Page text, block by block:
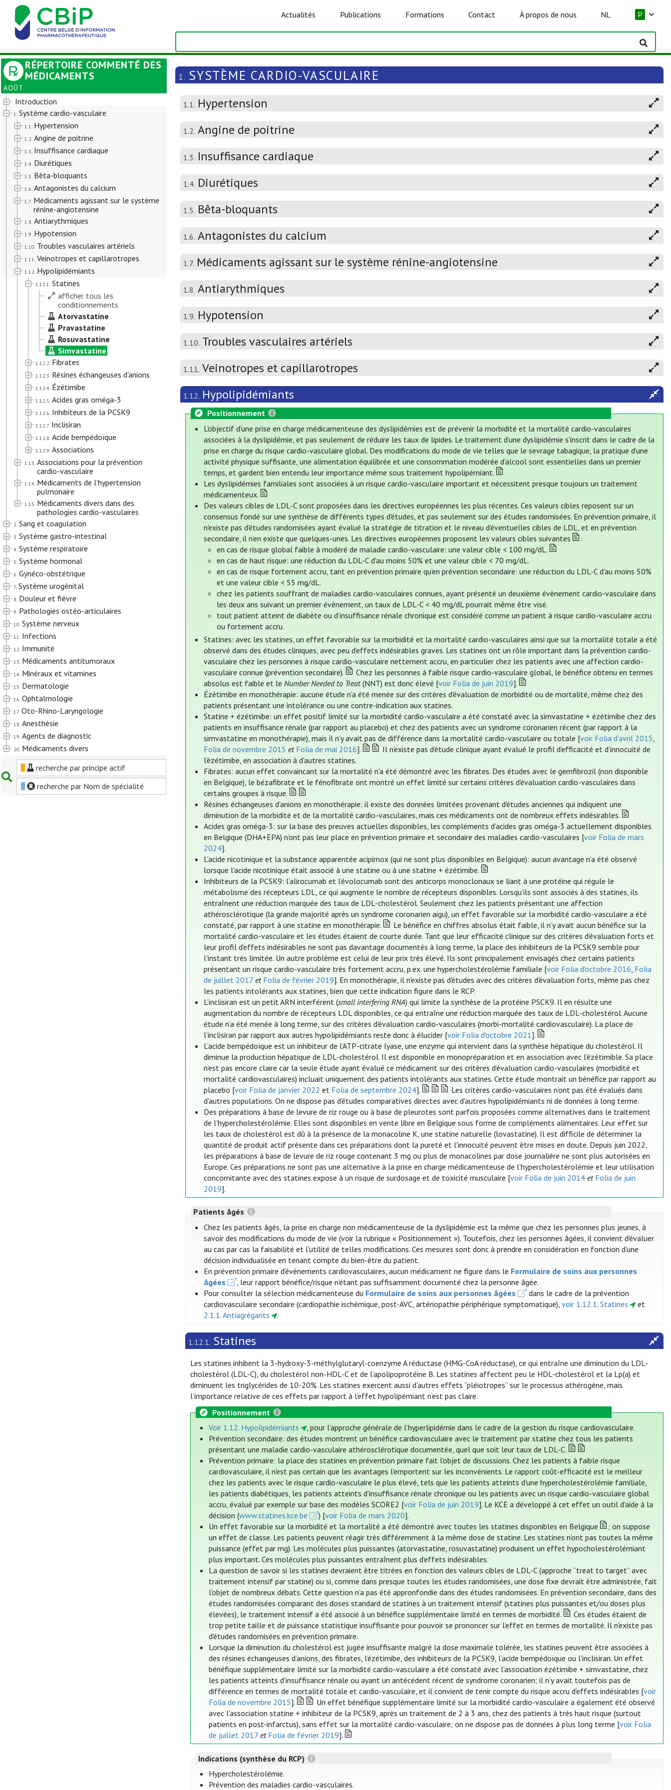
Actualités Publications Formations Contact À propos de nous NL P
RÉPERTOIRE COMMENTÉ DES
MÉDICAMENTS
AOÛT
Introduction
1. Système cardio-vasculaire
1.1. Hypertension
1.2. Angine de poitrine
1.3. Insuffisance cardiaque
1.4. Diurétiques
1.5. Bêta-bloquants
1.6. Antagonistes du calcium
1.7. Médicaments agissant sur le système
rénine-angiotensine
1.8. Antiarythmiques
1.9. Hypotension
1.10. Troubles vasculaires artériels
1.11. Veinotropes et capillarotropes
1.12. Hypolipidémiants
1.12.1. Statines
afficher tous les
conditionnements
Atorvastatine
Pravastatine
Rosuvastatine
Simvastatine
1.12.2. Fibrates
1.12.3. Résines échangeuses d'anions
1.12.4. Ézétimibe
1.12.5. Acides gras oméga-3
1.12.6. Inhibiteurs de la PCSK9
1.12.7. Inclisiran
1.12.8. Acide bempédoïque
1.12.9. Associations
1.13. Associations pour la prévention
cardio-vasculaire
1.14. Médicaments de l’hypertension
pulmonaire
1.15. Médicaments divers dans des
pathologies cardio-vasculaires
2. Sang et coagulation
3. Système gastro-intestinal
4. Système respiratoire
5. Système hormonal
6. Gynéco-obstétrique
7. Système urogénital
8. Douleur et fièvre
9. Pathologies ostéo-articulaires
10. Système nerveux
11. Infections
12. Immunité
13. Médicaments antitumoraux
14. Minéraux et vitamines
15. Dermatologie
16. Ophtalmologie
17. Oto-Rhino-Laryngologie
18. Anesthésie
19. Agents de diagnostic
20. Médicaments divers
recherche par principe actif
recherche par Nom de spécialité
1. SYSTÈME CARDIO-VASCULAIRE
1.1. Hypertension
1.2. Angine de poitrine
1.3. Insuffisance cardiaque
1.4. Diurétiques
1.5. Bêta-bloquants
1.6. Antagonistes du calcium
1.7. Médicaments agissant sur le système rénine-angiotensine
1.8. Antiarythmiques
1.9. Hypotension
1.10. Troubles vasculaires artériels
1.11. Veinotropes et capillarotropes
1.12. Hypolipidémiants
Positionnement
L'objectif d'une prise en charge médicamenteuse des dyslipidémies est de prévenir la morbidité et la mortalité cardio-vasculaires
associées à la dyslipidémie, et pas seulement de réduire les taux de lipides. Le traitement d’une dyslipidémie s'inscrit dans le cadre de la
prise en charge du risque cardio-vasculaire global. Des modifications du mode de vie telles que le sevrage tabagique, la pratique d’une
activité physique suffisante, une alimentation équilibrée et une consommation modérée d'alcool sont essentielles dans un premier
temps, et gardent bien entendu leur importance même sous traitement hypolipémiant.
Les dyslipidémies familiales sont associées à un risque cardio-vasculaire important et nécessitent presque toujours un traitement
médicamenteux.
Des valeurs cibles de LDL-C sont proposées dans les directives européennes les plus récentes. Ces valeurs cibles reposent sur un
consensus fondé sur une synthèse de différents types d'études, et pas seulement sur des études randomisées. En prévention primaire, il
n'existe pas d'études randomisées ayant évalué la stratégie de titration et le niveau d’éventuelles cibles de LDL, et en prévention
secondaire, il n’en existe que quelques-unes. Les directives européennes proposent les valeurs cibles suivantes
:
en cas de risque global faible à modéré de maladie cardio-vasculaire: une valeur cible < 100 mg/dL.
en cas de haut risque: une réduction du LDL-C d'au moins 50% et une valeur cible < 70 mg/dL.
en cas de risque fortement accru, tant en prévention primaire qu’en prévention secondaire: une réduction du LDL-C d'au moins 50%
et une valeur cible < 55 mg/dL.
chez les patients souffrant de maladies cardio-vasculaires connues, ayant présenté un deuxième évènement cardio-vasculaire dans
les deux ans suivant un premier évènement, un taux de LDL-C < 40 mg/dL pourrait même être visé.
tout patient atteint de diabète ou d’insuffisance rénale chronique est considéré comme un patient à risque cardio-vasculaire accru
ou fortement accru.
Statines: avec les statines, un effet favorable sur la morbidité et la mortalité cardio-vasculaires ainsi que sur la mortalité totale a été
observé dans des études cliniques, avec peu d’effets indésirables graves. Les statines ont un rôle important dans la prévention cardio-
vasculaire chez les personnes à risque cardio-vasculaire nettement accru, en particulier chez les patients avec une affection cardio-
vasculaire connue (prévention secondaire).
Chez les personnes à faible risque cardio-vasculaire global, le bénéfice obtenu en termes
absolus est faible et leNumber Needed to Treat(NNT) est donc élevé [voir Folia de juin 2019].
Ézétimibe en monothérapie: aucune étude n'a été menée sur des critères d'évaluation de morbidité ou de mortalité, même chez des
patients présentant une intolérance ou une contre-indication aux statines.
Statine + ézétimibe: un effet positif limité sur la morbidité cardio-vasculaire a été constaté avec la simvastatine + ézétimibe chez des
patients en insuffisance rénale (par rapport au placebo) et chez des patients avec un syndrome coronarien récent (par rapport à la
simvastatine en monothérapie), mais il n’y avait pas de différence dans la mortalité cardio-vasculaire ou totale [voir Folia d'avril 2015,
Folia de novembre 2015 et Folia de mai 2016].
Il n’existe pas d’étude clinique ayant évalué le profil d’efficacité et d’innocuité de
l’ézétimibe, en association à d'autres statines.
Fibrates: aucun effet convaincant sur la mortalité n'a été démontré avec les fibrates. Des études avec le gemfibrozil (non disponible
en Belgique), le bézafibrate et le fénofibrate ont montré un effet limité sur certains critères d’évaluation cardio-vasculaires dans
certains groupes à risque.
Résines échangeuses d'anions en monothérapie: il existe des données limitées provenant d'études anciennes qui indiquent une
diminution de la morbidité et de la mortalité cardio-vasculaires, mais ces médicaments ont de nombreux effets indésirables.
Acides gras oméga-3: sur la base des preuves actuelles disponibles, les compléments d’acides gras oméga-3 actuellement disponibles
en Belgique (DHA+EPA) n’ont pas leur place en prévention primaire et secondaire des maladies cardio-vasculaires [voir Folia de mars
2024].
L’acide nicotinique et la substance apparentée acipimox (qui ne sont plus disponibles en Belgique): aucun avantage n’a été observé
lorsque l’acide nicotinique était associé à une statine ou à une statine + ézétimibe.
Inhibiteurs de la PCSK9: l’alirocumab et l’évolocumab sont des anticorps monoclonaux se liant à une protéine qui régule le
métabolisme des récepteurs LDL, ce qui augmente le nombre de récepteurs disponibles. Lorsqu’ils sont associés à des statines, ils
entraînent une réduction marquée des taux de LDL-cholestérol. Seulement chez les patients présentant une affection
athérosclérotique (la grande majorité après un syndrome coronarien aigu), un effet favorable sur la morbidité cardio-vasculaire a été
constaté, par rapport à une statine en monothérapie.
Le bénéfice en chiffres absolus était faible, il n’y avait aucun bénéfice sur la
mortalité cardio-vasculaire et les études étaient de courte durée. Tant que leur efficacité clinique sur des critères d’évaluation forts et
leur profil d’effets indésirables ne sont pas davantage documentés à long terme, la place des inhibiteurs de la PCSK9 semble pour
l'instant très limitée. Un autre problème est celui de leur prix très élevé. Ils sont principalement envisagés chez certains patients
présentant un risque cardio-vasculaire très fortement accru, p.ex. une hypercholestérolémie familiale [voir Folia d'octobre 2016, Folia
de juillet 2017 et Folia de février 2019]. En monothérapie, il n'existe pas d'études avec des critères d'évaluation forts, même pas chez
les patients intolérants aux statines, bien que cette indication figure dans le RCP.
L’inclisiran est un petit ARN interférent (small interfering RNA) qui limite la synthèse de la protéine PSCK9. Il en résulte une
augmentation du nombre de récepteurs LDL disponibles, ce qui entraîne une réduction marquée des taux de LDL-cholestérol. Aucune
étude n’a été menée à long terme, sur des critères d’évaluation cardio-vasculaires (morbi-mortalité cardiovasculaire). La place de
l’inclisiran par rapport aux autres hypolipidémiants reste donc à élucider [voir Folia d'octobre 2021].
L’acide bempédoïque est un inhibiteur de l’ATP-citrate lyase, une enzyme qui intervient dans la synthèse hépatique du cholestérol. Il
diminue la production hépatique de LDL-cholestérol. Il est disponible en monopréparation et en association avec l’ézétimible. Sa place
n’est pas encore claire car la seule étude ayant évalué ce médicament sur des critères d’évaluation cardio-vasculaires (morbidité et
mortalité cardiovasculaires) incluait uniquement des patients intolérants aux statines. Cette étude montrait un bénéfice par rapport au
placebo [voir Folia de janvier 2022 et Folia de septembre 2024].
Les critères cardio-vasculaires n’ont pas été évalués dans
d'autres populations. On ne dispose pas d’études comparatives directes avec d'autres hypolipidémiants ni de données à long terme.
Des préparations à base de levure de riz rouge ou à base de pleurotes sont parfois proposées comme alternatives dans le traitement
de l’hypercholestérolémie. Elles sont disponibles en vente libre en Belgique sous forme de compléments alimentaires. Leur effet sur
les taux de cholestérol est dû à la présence de la monacoline K, une statine naturelle (lovastatine). Il est difficile de déterminer la
quantité de produit actif présente dans ces préparations dont la pureté et l'innocuité peuvent être mises en doute. Depuis juin 2022,
les préparations à base de levure de riz rouge contenant 3 mg ou plus de monacolines par dose journalière ne sont plus autorisées en
Europe. Ces préparations ne sont pas une alternative à la prise en charge médicamenteuse de l’hypercholestérolémie et leur utilisation
concomitante avec des statines expose à un risque de surdosage et de toxicité musculaire [voir Folia de juin 2014 et Folia de juin
2019].
Patients âgés
Chez les patients âgés, la prise en charge non médicamenteuse de la dyslipidémie est la même que chez les personnes plus jeunes, à
savoir des modifications du mode de vie (voir la rubrique « Positionnement »). Toutefois, chez les personnes âgées, il convient d’évaluer
au cas par cas la faisabilité et l’utilité de telles modifications. Ces mesures sont donc à prendre en considération en fonction d’une
décision individualisée en tenant compte du bien-être du patient.
En prévention primaire d’évènements cardiovasculaires, aucun médicament ne figure dans le Formulaire de soins aux personnes
âgées
, leur rapport bénéfice/risque n’étant pas suffisamment documenté chez la personne âgée.
Pour consulter la sélection médicamenteuse du Formulaire de soins aux personnes âgées
dans le cadre de la prévention
cardiovasculaire secondaire (cardiopathie ischémique, post-AVC, artériopathie périphérique symptomatique),voir 1.12.1. Statines
et
2.1.1. Antiagrégants
.
1.12.1. Statines
Les statines inhibent la 3-hydroxy-3-méthylglutaryl-coenzyme A réductase (HMG-CoA réductase), ce qui entraîne une diminution du LDL-
cholestérol (LDL-C), du cholestérol non-HDL-C et de l’apolipoprotéine B. Les statines affectent peu le HDL-cholestérol et la Lp(a) et
diminuent les triglycérides de 10-20%. Les statines exercent aussi d'autres effets “pléiotropes” sur le processus athérogène, mais
l’importance relative de ces effets par rapport à l’effet hypolipémiant n’est pas claire.
Positionnement
Voir 1.12. Hypolipidémiants
, pour l’approche générale de l’hyperlipidémie dans le cadre de la gestion du risque cardiovasculaire.
Prévention secondaire: des études montrent un bénéfice cardiovasculaire avec le traitement par statine chez tous les patients
présentant une maladie cardio-vasculaire athérosclérotique documentée, quel que soit leur taux de LDL-C.
Prévention primaire: la place des statines en prévention primaire fait l'objet de discussions. Chez les patients à faible risque
cardiovasculaire, il n'est pas certain que les avantages l'emportent sur les inconvénients. Le rapport coût-efficacité est le meilleur
chez les patients avec le risque cardio-vasculaire le plus élevé, tels que les patients atteints d’une hypercholestérolémie familiale,
les patients diabétiques, les patients atteints d'insuffisance rénale chronique ou les patients avec un risque cardio-vasculaire global
accru, évalué par exemple sur base des modèles SCORE2 [voir Folia de juin 2019]. Le KCE a développé à cet effet un outil d'aide à la
décision (www.statines.kce.be ) [voir Folia de mars 2020].
Un effet favorable sur la morbidité et la mortalité a été démontré avec toutes les statines disponibles en Belgique
; on suppose
un effet de classe. Les patients peuvent réagir très différemment à la même dose de statine. Les statines n’ont pas toutes la même
puissance (effet par mg). Les molécules plus puissantes (atorvastatine, rosuvastatine) produisent un effet hypocholestérolémiant
plus important. Ces molécules plus puissantes entraînent plus d’effets indésirables.
La question de savoir si les statines devraient être titrées en fonction des valeurs cibles de LDL-C (approche “treat to target” avec
traitement intensif par statine) ou si, comme dans presque toutes les études randomisées, une dose fixe devrait être administrée, fait
l'objet de nombreux débats. Cette question n’a pas été appronfondie dans des études randomisées. En prévention secondaire, dans des
études randomisées comparant des doses standard de statines à un traitement intensif (statines plus puissantes et/ou doses plus
élevées), le traitement intensif a été associé à un bénéfice supplémentaire limité en termes de morbidité.
Ces études étaient de
trop petite taille et de puissance statistique insuffisante pour pouvoir se prononcer sur l’effet en termes de mortalité. Il n'existe pas
d'études randomisées en prévention primaire.
Lorsque la diminution du cholestérol est jugée insuffisante malgré la dose maximale tolérée, les statines peuvent être associées à
des résines échangeuses d’anions, des fibrates, l’ézétimibe, des inhibiteurs de la PCSK9, l’acide bempédoïque ou l’inclisiran. Un effet
bénéfique supplémentaire limité sur la morbidité cardio-vasculaire a été constaté avec l’association ézétimibe + simvastatine, chez
les patients atteints d'insuffisance rénale ou ayant un antécédent récent de syndrome coronarien; il n’y avait toutefois pas de
différence en termes de mortalité totale et cardio-vasculaire, et il convient de tenir compte du risque accru d’effets indésirables [voir
Folia de novembre 2015].
Un effet bénéfique supplémentaire limité sur la morbidité cardio-vasculaire a également été observé
avec l'association statine + inhibiteur de la PCSK9, après un traitement de 2 à 3 ans, chez des patients à très haut risque (surtout
patients en post-infarctus), sans effet sur la mortalité cardio-vasculaire; on ne dispose pas de données à plus long terme [voir Folia
de juillet 2017 et Folia de février 2019].
Indications (synthèse du RCP)
Hypercholestérolémie.
Prévention des maladies cardio-vasculaires.